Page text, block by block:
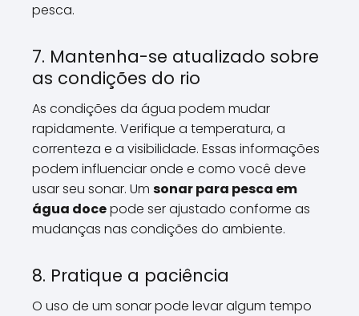
pesca.
7. Mantenha-se atualizado sobre
as condições do rio
As condições da água podem mudar
rapidamente. Verifique a temperatura, a
correnteza e a visibilidade. Essas informações
podem influenciar onde e como você deve
usar seu sonar. Um sonar para pesca em
água docepode ser ajustado conforme as
mudanças nas condições do ambiente.
8. Pratique a paciência
O uso de um sonar pode levar algum tempo